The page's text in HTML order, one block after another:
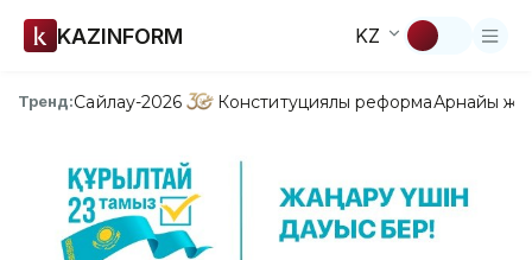
KAZINFORM KZ
Тренд:Сайлау-2026 Конституциялық реформаАрнайы